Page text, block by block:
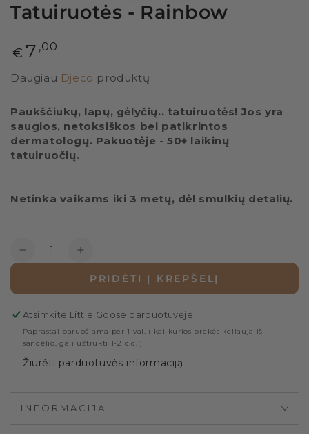
Tatuiruotės - Rainbow
Paprasta
kaina
€ 7 ,00
Daugiau Djeco produktų
Paukščiukų, lapų, gėlyčių.. tatuiruotės! Jos yra
saugios, netoksiškos bei patikrintos
dermatologų. Pakuotėje - 50+ laikinų
tatuiruočių.
Netinka vaikams iki 3 metų, dėl smulkių detalių.
Kiekis
Mažinti
Rainbow
Padidinti
Tatuiruotės
Rainbow
PRIDĖTI Į KREPŠELĮ
Atsimkite Little Goose parduotuvėje
Paprastai paruošiama per 1 val. ( kai kurios prekės keliauja iš
sandėlio, gali užtrukti 1-2 d.d. )
Žiūrėti parduotuvės informaciją
INFORMACIJA